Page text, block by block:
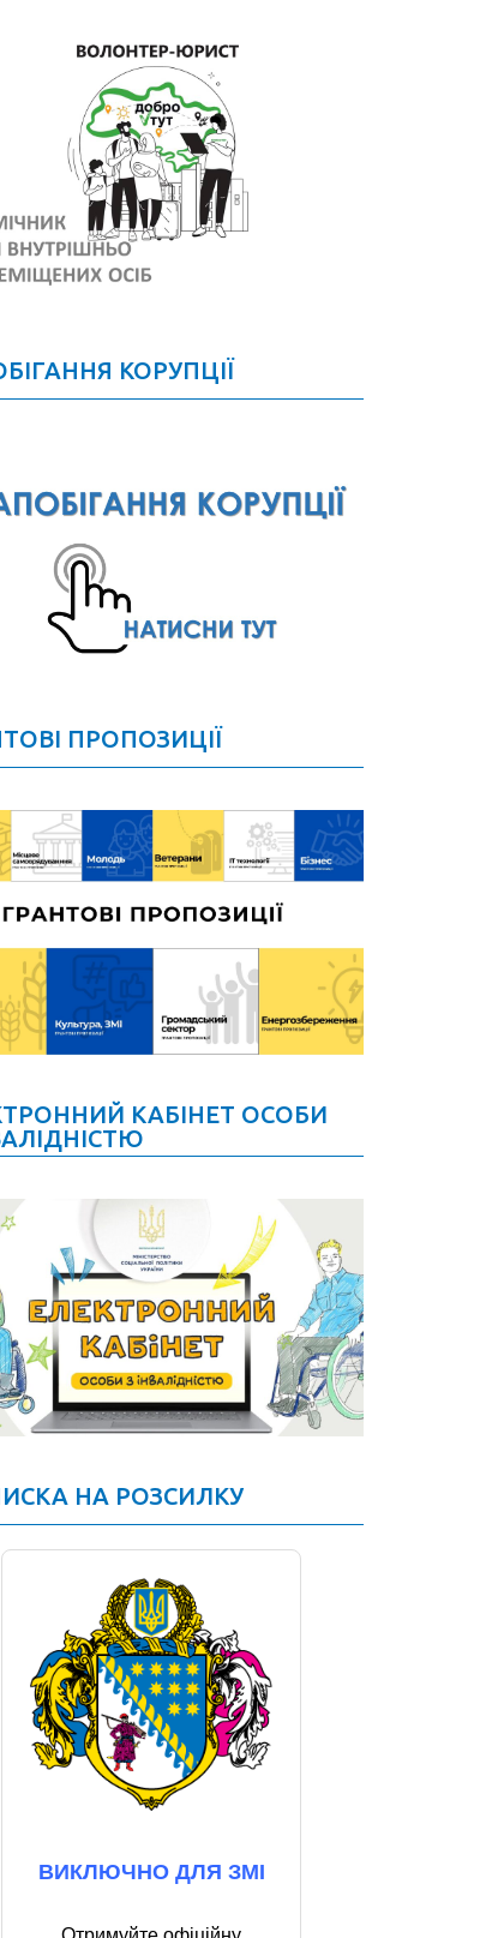
КОРУПЦІЇ
ПРОПОЗИЦІЇ
КАБІНЕТ ОСОБИ
НА РОЗСИЛКУ
ВИКЛЮЧНО ДЛЯ ЗМІ